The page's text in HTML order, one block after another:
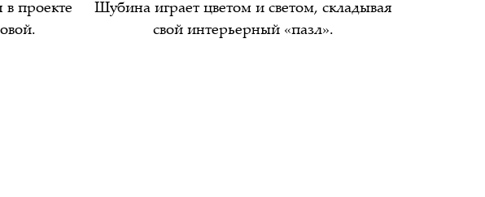
проекте
Шубина играет цветом и светом, складывая
свой интерьерный «пазл».